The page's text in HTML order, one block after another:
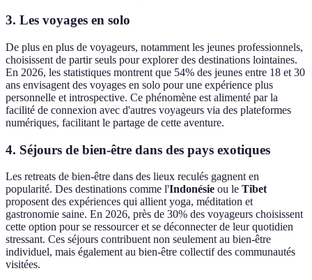
3. Les voyages en solo
De plus en plus de voyageurs, notamment les jeunes professionnels,
choisissent de partir seuls pour explorer des destinations lointaines.
En 2026, les statistiques montrent que 54% des jeunes entre 18 et 30
ans envisagent des voyages en solo pour une expérience plus
personnelle et introspective. Ce phénomène est alimenté par la
facilité de connexion avec d'autres voyageurs via des plateformes
numériques, facilitant le partage de cette aventure.
4. Séjours de bien-être dans des pays exotiques
Les retreats de bien-être dans des lieux reculés gagnent en
popularité. Des destinations comme l'Indonésie ou le Tibet
proposent des expériences qui allient yoga, méditation et
gastronomie saine. En 2026, près de 30% des voyageurs choisissent
cette option pour se ressourcer et se déconnecter de leur quotidien
stressant. Ces séjours contribuent non seulement au bien-être
individuel, mais également au bien-être collectif des communautés
visitées.